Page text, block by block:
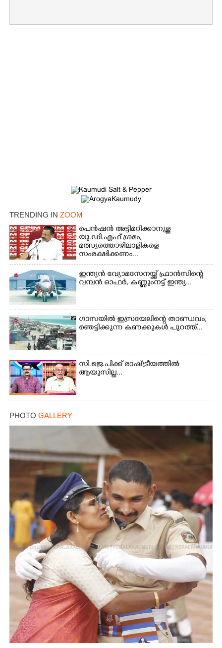
TRENDING IN ZOOM
പെൻഷൻ അട്ടിമറിക്കാനുള്ള
യു.ഡി.എഫ് ശ്രമം,
മത്സ്യത്തൊഴിലാളികളെ
സംരക്ഷിക്കണം...
ഇന്ത്യൻ വ്യോമസേനയ്ക്ക് ഫ്രാൻസിന്റെ
വമ്പൻ ഓഫർ, കണ്ണുംനട്ട് ഇന്ത്യ...
ഗാസയിൽ ഇസ്രയേലിന്റെ താണ്ഡവം,
ഞെട്ടിക്കുന്ന കണക്കുകൾ പുറത്ത്...
സി.ജെ.പിക്ക് രാഷ്ട്രീയത്തിൽ
ആയുസില്ല...
PHOTO GALLERY
Share this link